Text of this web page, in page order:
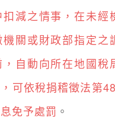
減之情事，在未經
關或財政部指定之
自動向所在地國稅
可依稅捐稽徵法第
免予處罰 。